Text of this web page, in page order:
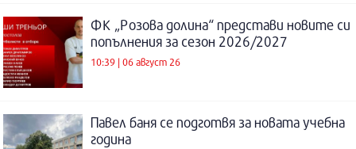
ФК „Розова долина“ представи новите си
попълнения за сезон 2026/2027
10:39 | 06 август 26
Павел баня се подготвя за новата учебна
година